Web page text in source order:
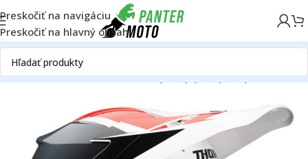
Preskočiť na navigáciu
Preskočiť na hlavný obsah
DomovOFF ROADOblečenie a výstrojVýstrojPrilby